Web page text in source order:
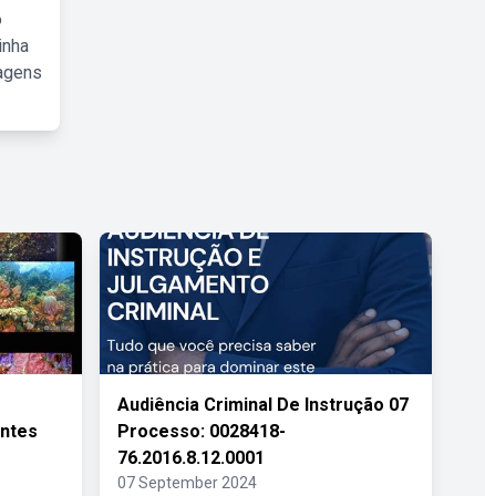
Audiência Criminal De Instrução 07
Processo: 0028418-
76.2016.8.12.0001
07 September 2024